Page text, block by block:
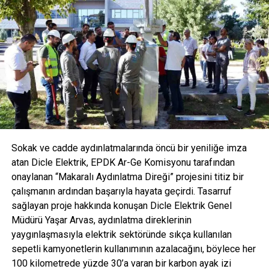
içecekler sunuyor. AVOYA, Türkiye’nin toplam mineral ve
magnezyum değeri en yüksek maden suyu olarak fark
yaratıyor. Sektörde bir ilki gerçekleştirerek meyve ve bitki
özleri ile zenginleştirilmiş, tamamen doğal içerikli
formüllerle tüketicilere sunuluyor. Bu yenilikçi yaklaşımla
AVOYA hem maden suyu hem de mineralli gazlı içecek
kategorisinde devrim yaratmayı hedefliyor.
Sokak ve cadde aydınlatmalarında öncü bir yeniliğe imza
atan Dicle Elektrik, EPDK Ar-Ge Komisyonu tarafından
onaylanan “Makaralı Aydınlatma Direği” projesini titiz bir
çalışmanın ardından başarıyla hayata geçirdi. Tasarruf
sağlayan proje hakkında konuşan Dicle Elektrik Genel
Müdürü Yaşar Arvas, aydınlatma direklerinin
yaygınlaşmasıyla elektrik sektöründe sıkça kullanılan
sepetli kamyonetlerin kullanımının azalacağını, böylece her
100 kilometrede yüzde 30’a varan bir karbon ayak izi